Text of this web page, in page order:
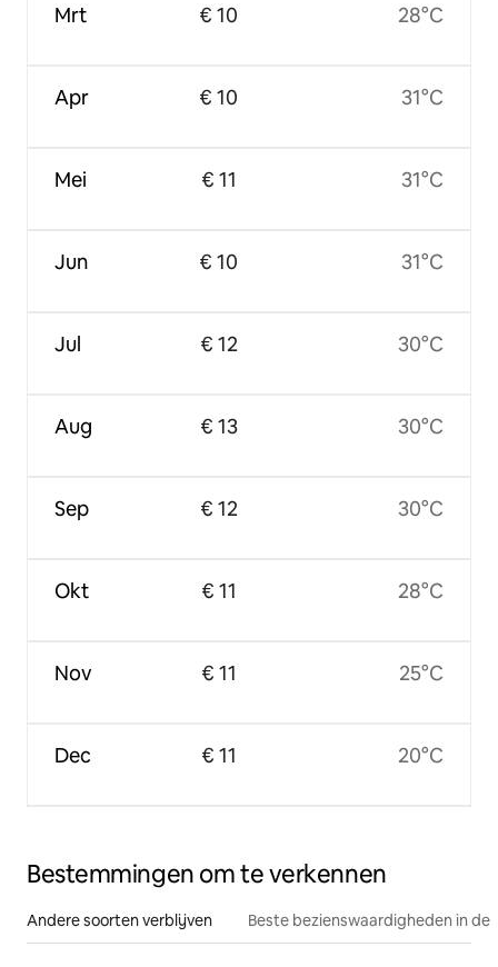
Mrt
Apr
Mei
Jun
Jul
Aug
Sep
Okt
Nov
Dec
€ 10
€ 10
€ 11
€ 10
€ 12
€ 13
€ 12
€ 11
€ 11
€ 11
28°C
31°C
31°C
31°C
30°C
30°C
30°C
28°C
25°C
20°C
Bestemmingen om te verkennen
Andere soorten verblijven Beste bezienswaardigheden in de